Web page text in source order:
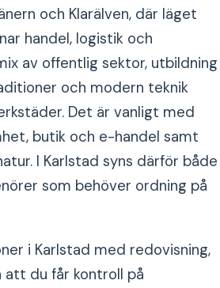
och Klarälven, där läget
handel, logistik och
av offentlig sektor, utbildning
och modern teknik
Det är vanligt med
butik och e-handel samt
I Karlstad syns därför både
som behöver ordning på
i Karlstad med redovisning,
att du får kontroll på